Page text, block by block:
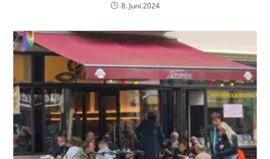
8. Juni 2024